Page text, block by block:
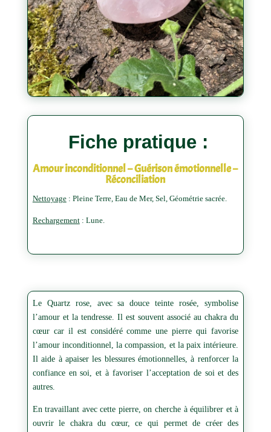
Fiche pratique :
Amour inconditionnel – Guérison émotionnelle –
Réconciliation
Nettoyage: Pleine Terre, Eau de Mer, Sel, Géométrie sacrée.
Rechargement: Lune.
Le Quartz rose, avec sa douce teinte rosée, symbolise
l’amour et la tendresse. Il est souvent associé au chakra du
cœur car il est considéré comme une pierre qui favorise
l’amour inconditionnel, la compassion, et la paix intérieure.
Il aide à apaiser les blessures émotionnelles, à renforcer la
confiance en soi, et à favoriser l’acceptation de soi et des
autres.
En travaillant avec cette pierre, on cherche à équilibrer et à
ouvrir le chakra du cœur, ce qui permet de créer des